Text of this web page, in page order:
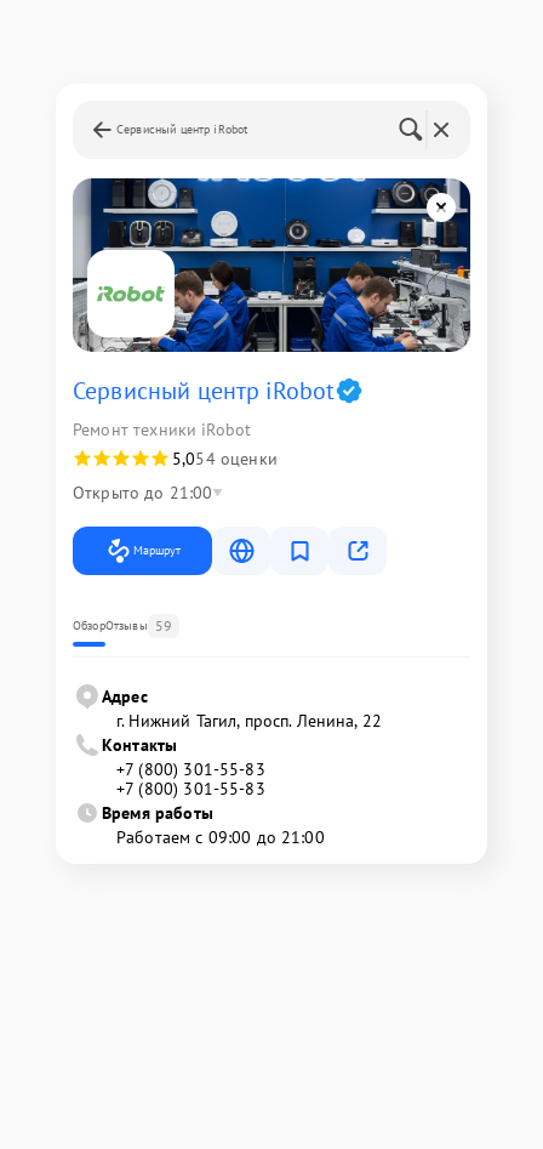
Сервисный центр iRobot
Сервисный центр iRobot
Ремонт техники iRobot
5,054 оценки
Открыто до 21:00
Маршрут
ОбзорОтзывы 59
Адрес
г. Нижний Тагил, просп. Ленина, 22
Контакты
+7 (800) 301-55-83
+7 (800) 301-55-83
Время работы
Работаем с 09:00 до 21:00